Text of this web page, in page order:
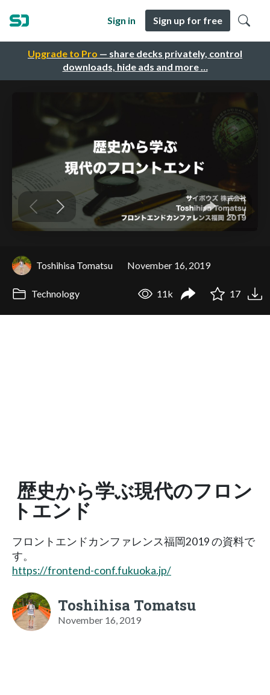
Upgrade to Pro — share decks privately, control
downloads, hide ads and more …
Sign in Sign up for free
Toshihisa Tomatsu November 16, 2019
Technology 11k 17
歴史から学ぶ現代のフロン
トエンド
フロントエンドカンファレンス福岡2019 の資料で
す。
https://frontend-conf.fukuoka.jp/
Toshihisa Tomatsu
November 16, 2019